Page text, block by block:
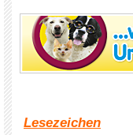
Lesezeichen